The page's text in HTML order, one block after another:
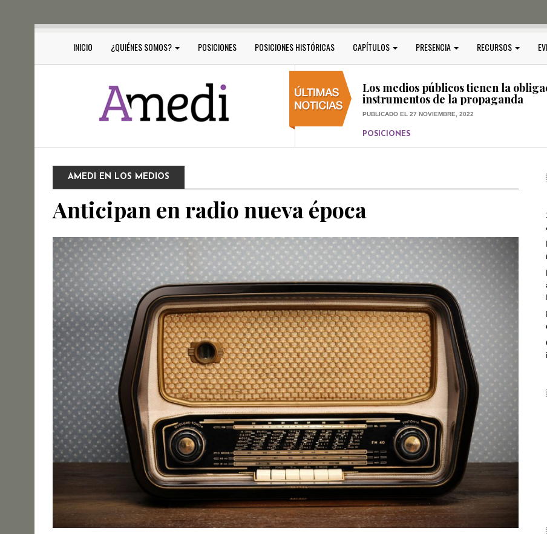
INICIO ¿QUIÉNES SOMOS? POSICIONES POSICIONES HISTÓRICAS CAPÍTULOS PRESENCIA RECURSOS
PUBLICADO EL 17 DICIEMBRE, 2022
Los medios públicos tienen la
instrumentos de la propaganda
PUBLICADO EL 27 NOVIEMBRE, 2022
POSICIONES
Consejos ciudadanos e IFT deben
AMEDI EN LOS MEDIOS
Anticipan en radio nueva época